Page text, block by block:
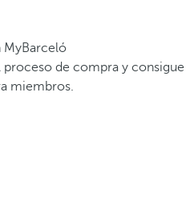
MyBarceló
proceso de compra y consigue
miembros.